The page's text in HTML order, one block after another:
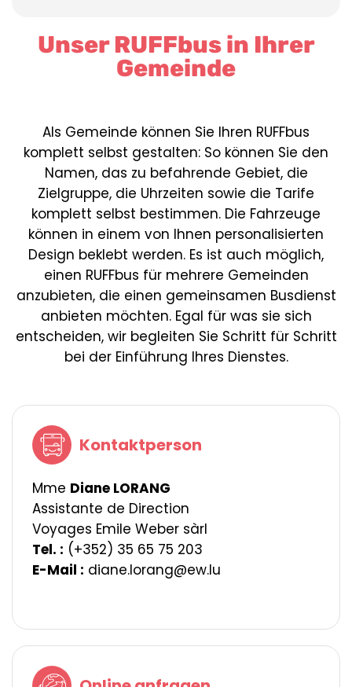
Unser RUFFbus in Ihrer
Gemeinde
Als Gemeinde können Sie Ihren RUFFbus
komplett selbst gestalten: So können Sie den
Namen, das zu befahrende Gebiet, die
Zielgruppe, die Uhrzeiten sowie die Tarife
komplett selbst bestimmen. Die Fahrzeuge
können in einem von Ihnen personalisierten
Design beklebt werden. Es ist auch möglich,
einen RUFFbus für mehrere Gemeinden
anzubieten, die einen gemeinsamen Busdienst
anbieten möchten. Egal für was sie sich
entscheiden, wir begleiten Sie Schritt für Schritt
bei der Einführung Ihres Dienstes.
Kontaktperson
Mme Diane LORANG
Assistante de Direction
Voyages Emile Weber sàrl
Tel. : (+352) 35 65 75 203
E-Mail : diane.lorang@ew.lu